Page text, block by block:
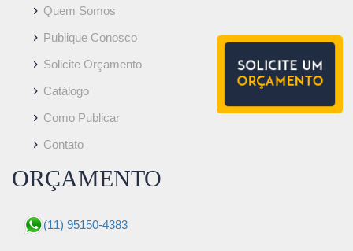
Quem Somos
Publique Conosco
Solicite Orçamento
Catálogo
Como Publicar
Contato
ORÇAMENTO
(11) 95150-4383